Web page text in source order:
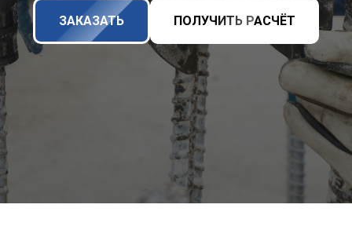
ЗАКАЗАТЬ ПОЛУЧИТЬ РАСЧЁТ